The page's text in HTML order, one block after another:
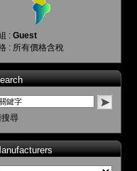
: Guest
: 所有價格含稅
尋